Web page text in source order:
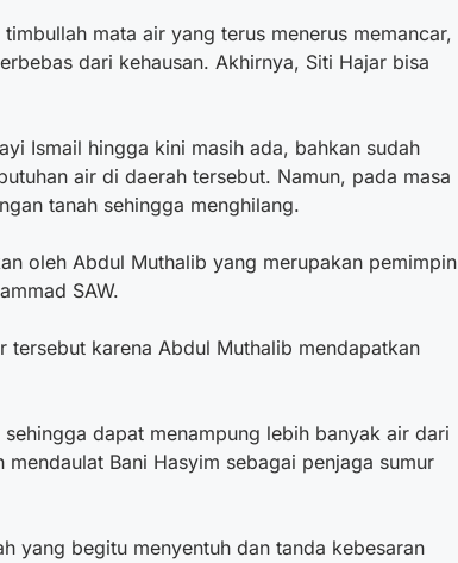
mata air yang terus menerus memancar,
dari kehausan. Akhirnya, Siti Hajar bisa
Ismail hingga kini masih ada, bahkan sudah
air di daerah tersebut. Namun, pada masa
tanah sehingga menghilang.
oleh Abdul Muthalib yang merupakan pemimpin
SAW.
tersebut karena Abdul Muthalib mendapatkan
dapat menampung lebih banyak air dari
Bani Hasyim sebagai penjaga sumur
yang begitu menyentuh dan tanda kebesaran